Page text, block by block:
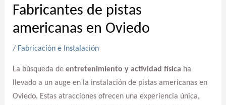
Fabricantes de pistas
americanas en Oviedo
/ Fabricación e Instalación
La búsqueda de entretenimiento y actividad física ha
llevado a un auge en la instalación de pistas americanas en
Oviedo. Estas atracciones ofrecen una experiencia única,